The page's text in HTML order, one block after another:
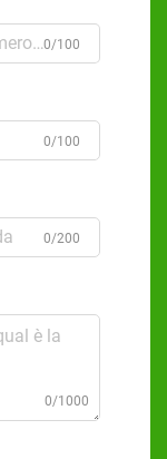
0/100
0/100
0/200
0/1000